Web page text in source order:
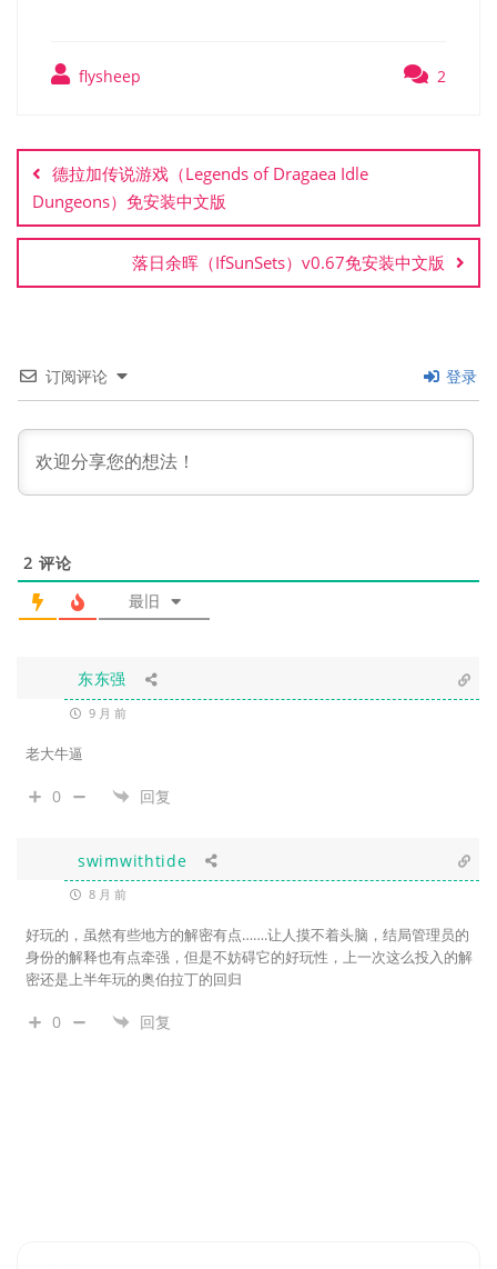
flysheep 2
章
导
航
德拉加传说游戏（Legends of Dragaea Idle
Dungeons）免安装中文版
落日余晖（IfSunSets）v0.67免安装中文版
订阅评论 登录
2 评论
最旧
东东强
9 月 前
老大牛逼
0 回复
swimwithtide
8 月 前
好玩的，虽然有些地方的解密有点…….让人摸不着头脑，结局管理员的
身份的解释也有点牵强，但是不妨碍它的好玩性，上一次这么投入的解
密还是上半年玩的奥伯拉丁的回归
0 回复